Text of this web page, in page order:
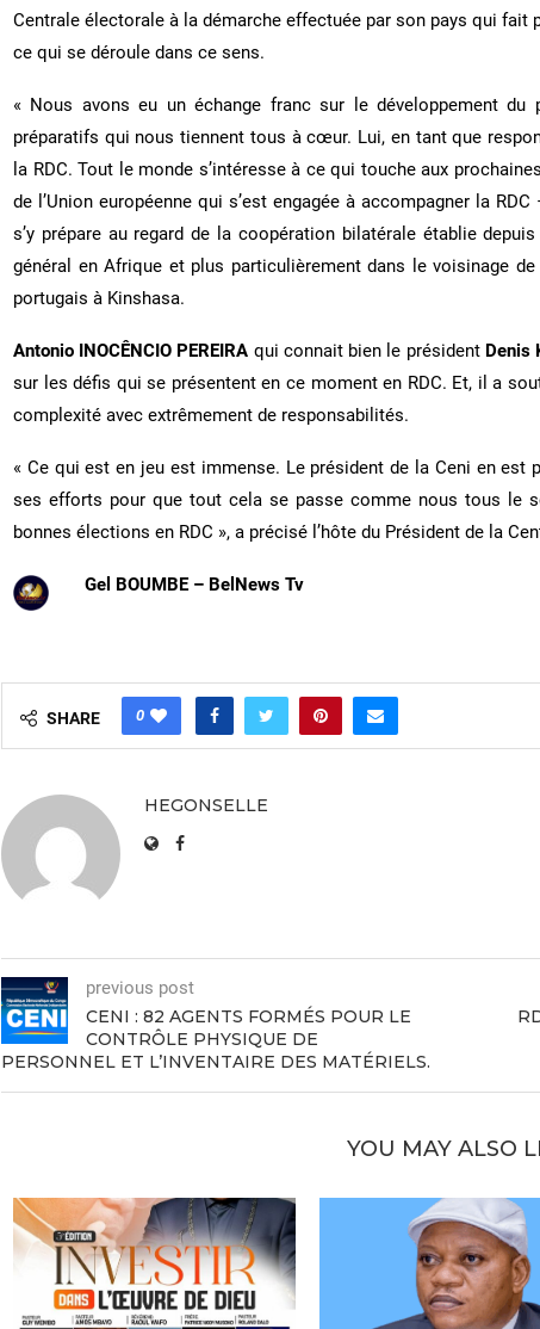
Centrale électorale à la démarche effectuée par son pays qui fait
ce qui se déroule dans ce sens.
« Nous avons eu un échange franc sur le développement
préparatifs qui nous tiennent tous à cœur. Lui, en tant que
la RDC. Tout le monde s’intéresse à ce qui touche aux
de l’Union européenne qui s’est engagée à accompagner la
s’y prépare au regard de la coopération bilatérale établie
général en Afrique et plus particulièrement dans le voisinage
portugais à Kinshasa.
Antonio INOCÊNCIO PEREIRA qui connait bien le président Denis
sur les défis qui se présentent en ce moment en RDC. Et, il a
complexité avec extrêmement de responsabilités.
« Ce qui est en jeu est immense. Le président de la Ceni en
ses efforts pour que tout cela se passe comme nous tous le
bonnes élections en RDC », a précisé l’hôte du Président de la
Gel BOUMBE – BelNews Tv
SHARE 0
HEGONSELLE
previous post
CENI : 82 AGENTS FORMÉS POUR LE
CONTRÔLE PHYSIQUE DE
PERSONNEL ET L’INVENTAIRE DES MATÉRIELS.
YOU MAY ALSO